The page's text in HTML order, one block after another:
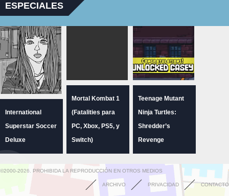
ESPECIALES
International
Superstar Soccer
Deluxe
Mortal Kombat 1
(Fatalities para
PC, Xbox, PS5, y
Switch)
Teenage Mutant
Ninja Turtles:
Shredder’s
Revenge
©2000-2026. PROHIBIDA LA REPRODUCCIÓN EN OTROS MEDIOS
ARCHIVO PRIVACIDAD CONTACTO